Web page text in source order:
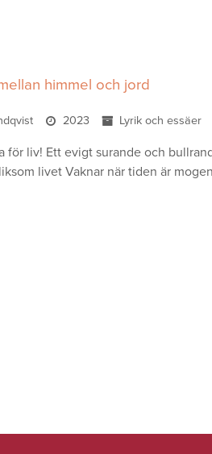
himmel och jord
2023 Lyrik och essäer
för liv! Ett evigt surande och
livet Vaknar när tiden är